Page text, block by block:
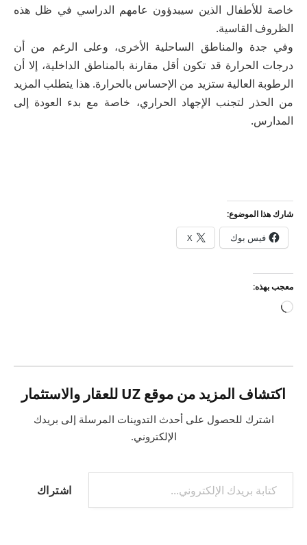
خاصة للأطفال الذين سيبدؤون عامهم الدراسي في ظل هذه
الظروف القاسية.
وفي جدة والمناطق الساحلية الأخرى، وعلى الرغم من أن
درجات الحرارة قد تكون أقل مقارنة بالمناطق الداخلية، إلا أن
الرطوبة العالية ستزيد من الإحساس بالحرارة. هذا يتطلب المزيد
من الحذر لتجنب الإجهاد الحراري، خاصة مع بدء العودة إلى
المدارس.
شارك هذا الموضوع:
فيس بوك X
معجب بهذه:
جاري
اكتشاف المزيد من موقع UZ للعقار والاستثمار
اشترك للحصول على أحدث التدوينات المرسلة إلى بريدك
الإلكتروني.
كتابة بريدك الإلكتروني...
اشتراك